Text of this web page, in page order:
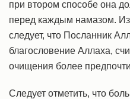
при втором способе она
перед каждым намазом.
следует, что Посланник
благословение Аллаха,
очищения более
Следует отметить, что